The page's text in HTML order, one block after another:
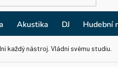
Akustika DJ Hudební
každý nástroj. Vládni svému studiu.